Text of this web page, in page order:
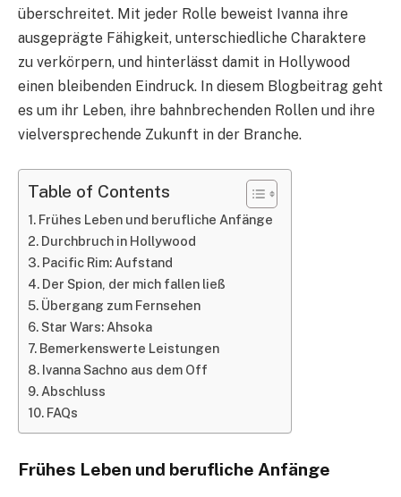
überschreitet. Mit jeder Rolle beweist Ivanna ihre
ausgeprägte Fähigkeit, unterschiedliche Charaktere
zu verkörpern, und hinterlässt damit in Hollywood
einen bleibenden Eindruck. In diesem Blogbeitrag geht
es um ihr Leben, ihre bahnbrechenden Rollen und ihre
vielversprechende Zukunft in der Branche.
Table of Contents
Frühes Leben und berufliche Anfänge
Durchbruch in Hollywood
Pacific Rim: Aufstand
Der Spion, der mich fallen ließ
Übergang zum Fernsehen
Star Wars: Ahsoka
Bemerkenswerte Leistungen
Ivanna Sachno aus dem Off
Abschluss
FAQs
Frühes Leben und berufliche Anfänge